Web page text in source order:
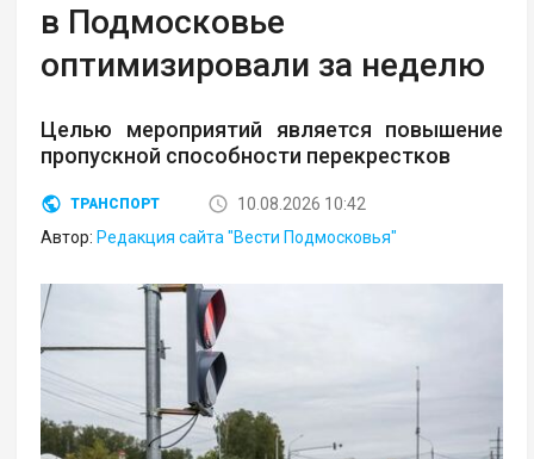
в Подмосковье
оптимизировали за неделю
Целью мероприятий является повышение
пропускной способности перекрестков
ТРАНСПОРТ
10.08.2026 10:42
Автор: Редакция сайта "Вести Подмосковья"